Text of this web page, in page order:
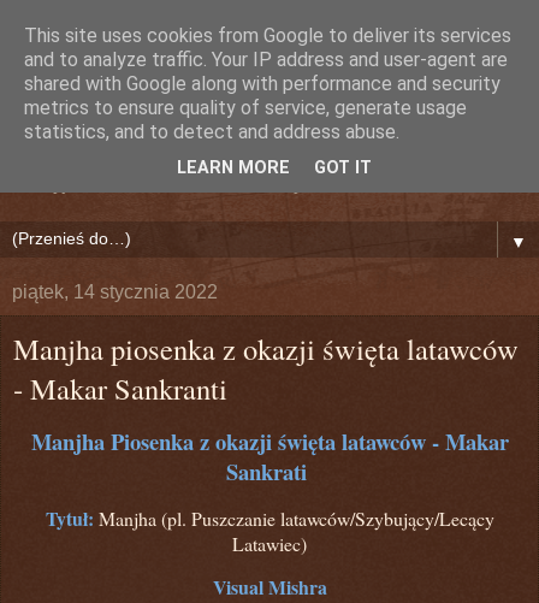
Nieznany Dźwięk (Lily)
Bollywood!
▼
piątek, 14 stycznia 2022
Manjha piosenka z okazji święta latawców
‐ Makar Sankranti
Manjha Piosenka z okazji święta latawców ‐ Makar
Sankrati
Tytuł: Manjha (pl. Puszczanie latawców/Szybujący/Lecący
Latawiec)
Visual Mishra
This site uses cookies from Google to deliver its services
and to analyze traffic. Your IP address and user-agent are
shared with Google along with performance and security
metrics to ensure quality of service, generate usage
statistics, and to detect and address abuse.
LEARN MORE GOT IT